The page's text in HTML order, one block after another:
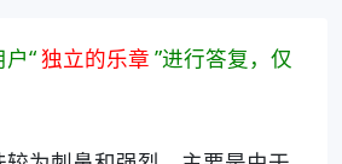
“独立的乐章 ”进行答复，仅